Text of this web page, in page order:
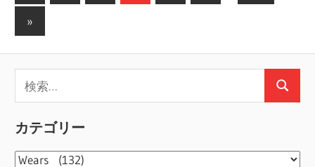
稿
の
ペ
ー
ジ
送
の
次
の
事
»
索:
検
カテゴリー
カ